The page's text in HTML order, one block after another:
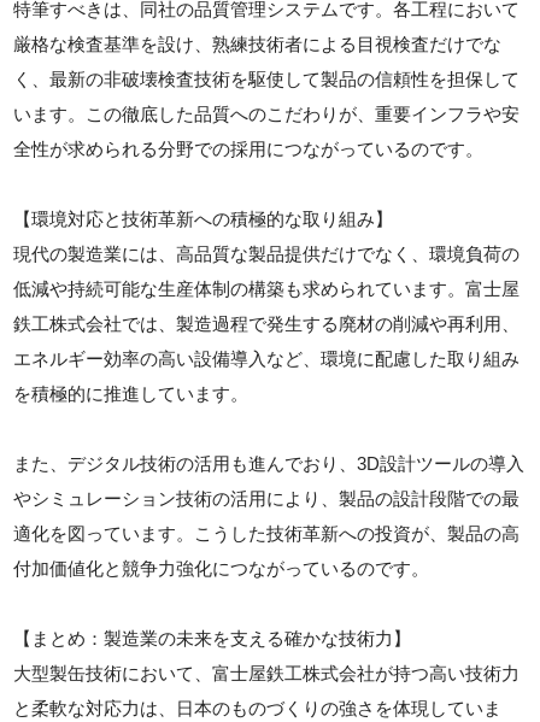
特筆すべきは、同社の品質管理システムです。各工程において
厳格な検査基準を設け、熟練技術者による目視検査だけでな
く、最新の非破壊検査技術を駆使して製品の信頼性を担保して
います。この徹底した品質へのこだわりが、重要インフラや安
全性が求められる分野での採用につながっているのです。
【環境対応と技術革新への積極的な取り組み】
現代の製造業には、高品質な製品提供だけでなく、環境負荷の
低減や持続可能な生産体制の構築も求められています。富士屋
鉄工株式会社では、製造過程で発生する廃材の削減や再利用、
エネルギー効率の高い設備導入など、環境に配慮した取り組み
を積極的に推進しています。
また、デジタル技術の活用も進んでおり、3D設計ツールの導入
やシミュレーション技術の活用により、製品の設計段階での最
適化を図っています。こうした技術革新への投資が、製品の高
付加価値化と競争力強化につながっているのです。
【まとめ：製造業の未来を支える確かな技術力】
大型製缶技術において、富士屋鉄工株式会社が持つ高い技術力
と柔軟な対応力は、日本のものづくりの強さを体現していま